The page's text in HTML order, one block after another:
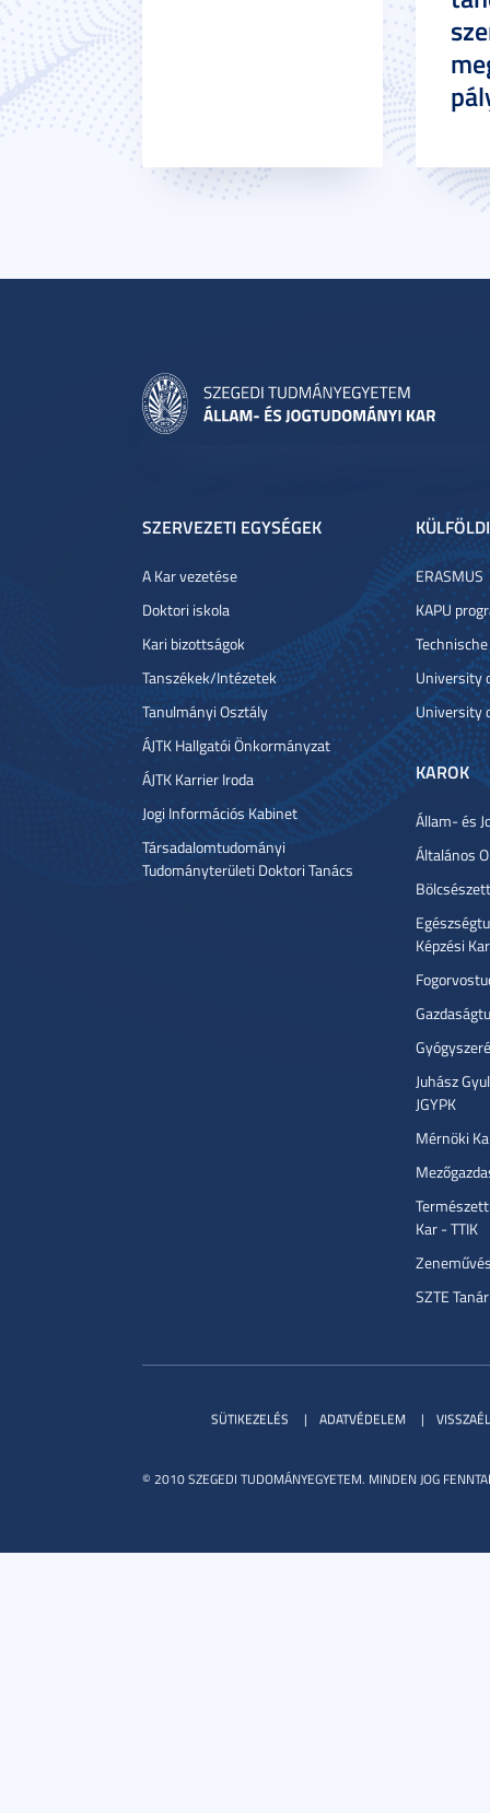
SZERVEZETI EGYSÉGEK
A Kar vezetése
Doktori iskola
Kari bizottságok
Tanszékek/Intézetek
Tanulmányi Osztály
ÁJTK Hallgatói Önkormányzat
ÁJTK Karrier Iroda
Jogi Információs Kabinet
Társadalomtudományi
Tudományterületi Doktori Tanács
ERASMUS
KAPU
University
University
KAROK
Állam- és
Általános
Képzési
Juhász
JGYPK
Mérnöki
Kar - TTIK
SZTE
© 2010 SZEGEDI TUDOMÁNYEGYETEM. MINDEN JOG
SÜTIKEZELÉS ADATVÉDELEM